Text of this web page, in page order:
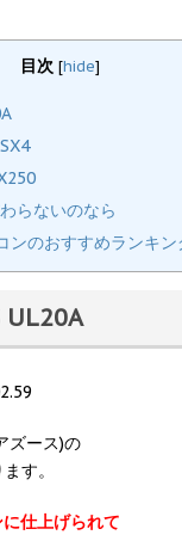
目次 [hide]
らないのなら
ンのおすすめランキン
UL20A
ズース)の
す。
仕上げられて